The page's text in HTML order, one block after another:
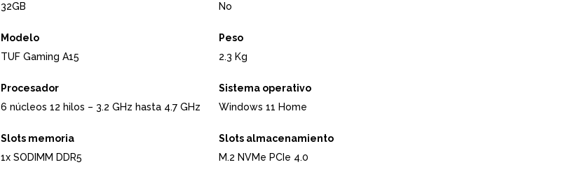
32GB
No
Modelo
TUF Gaming A15
Peso
2.3 Kg
Procesador
6 núcleos 12 hilos – 3.2 GHz hasta 4.7 GHz
Sistema operativo
Windows 11 Home
Slots memoria
1x SODIMM DDR5
Slots almacenamiento
M.2 NVMe PCIe 4.0